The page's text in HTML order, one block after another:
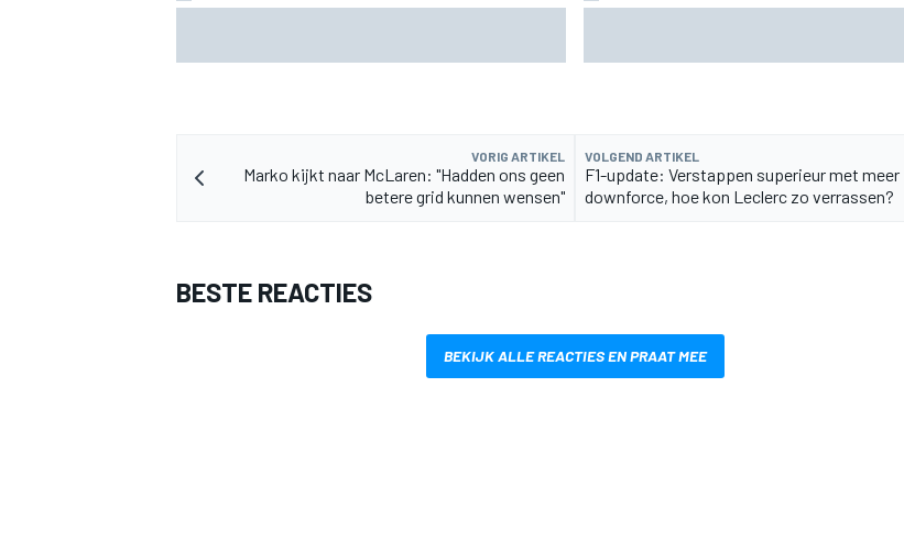
MEER RACEKLASSEN
VORIG ARTIKEL
Marko kijkt naar McLaren: "Hadden ons geen
betere grid kunnen wensen"
VOLGEND ARTIKEL
F1-update: Verstappen superieur met meer
downforce, hoe kon Leclerc zo verrassen?
BESTE REACTIES
BEKIJK ALLE REACTIES EN PRAAT MEE